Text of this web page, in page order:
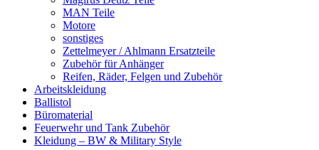
MAN Teile
Motore
sonstiges
Zettelmeyer / Ahlmann Ersatzteile
Zubehör für Anhänger
Reifen, Räder, Felgen und Zubehör
Arbeitskleidung
Ballistol
Büromaterial
Feuerwehr und Tank Zubehör
Kleidung – BW & Military Style